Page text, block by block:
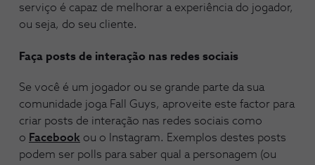
serviço é capaz de melhorar a experiência do jogador,
ou seja, do seu cliente.
Faça posts de interação nas redes sociais
Se você é um jogador ou se grande parte da sua
comunidade joga Fall Guys, aproveite este factor para
criar posts de interação nas redes sociais como
o Facebook ou o Instagram. Exemplos destes posts
podem ser polls para saber qual a personagem (ou